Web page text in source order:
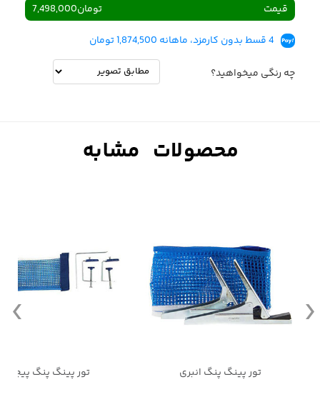
قیمت 7,498,000تومان
4 قسط بدون کارمزد، ماهانه 1,874,500 تومان
چه رنگی میخواهید؟
تور پینگ پنگ انبری تور پینگ پنگ پیچی